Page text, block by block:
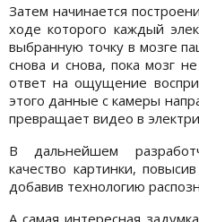
Затем начинается
ходе которого каждый
выбранную точку в мозге
снова и снова, пока мозг
ответ на ощущение
этого данные с камеры
превращает видео в
В дальнейшем
качество картинки,
добавив технологию
А самая интересная